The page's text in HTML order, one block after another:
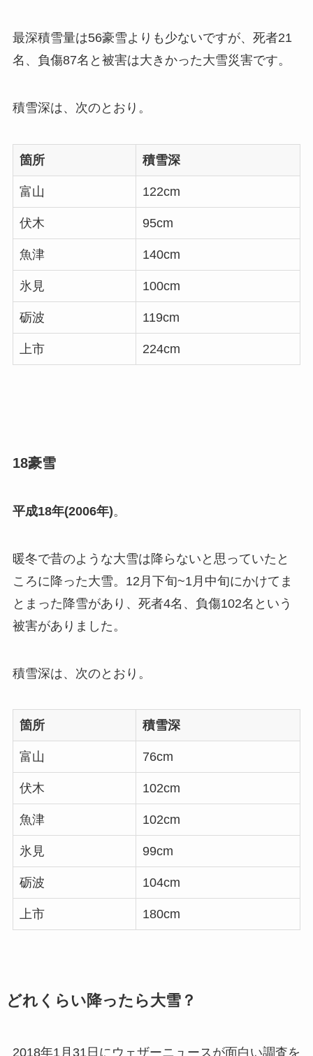
最深積雪量は56豪雪よりも少ないですが、死者21
名、負傷87名と被害は大きかった大雪災害です。
積雪深は、次のとおり。
箇所 積雪深
富山 122cm
伏木 95cm
魚津 140cm
氷見 100cm
砺波 119cm
上市 224cm
18豪雪
平成18年(2006年)。
暖冬で昔のような大雪は降らないと思っていたと
ころに降った大雪。12月下旬~1月中旬にかけてま
とまった降雪があり、死者4名、負傷102名という
被害がありました。
積雪深は、次のとおり。
箇所 積雪深
富山 76cm
伏木 102cm
魚津 102cm
氷見 99cm
砺波 104cm
上市 180cm
どれくらい降ったら大雪？
2018年1月31日にウェザーニュースが面白い調査を